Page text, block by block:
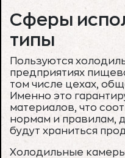
Сферы
типы
Пользуются
предприятиях
том числе цехах,
Именно это
материалов, что
нормам и правилам,
будут храниться
Холодильные